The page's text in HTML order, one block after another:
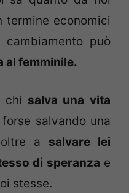
termine economici
può
al femminile.
chi salva una vita
forse salvando una
a salvare lei
di speranza e
stesse.